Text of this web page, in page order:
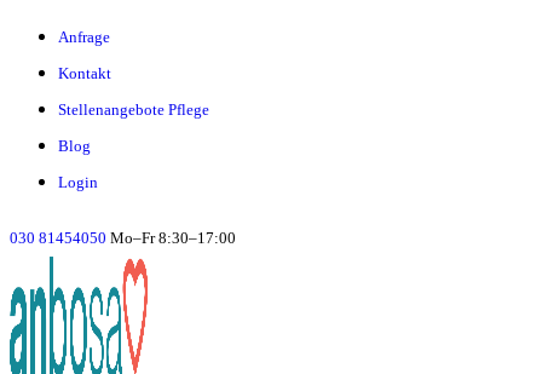
Anfrage
Kontakt
Stellenangebote Pflege
Blog
Login
030 81454050 Mo–Fr 8:30–17:00